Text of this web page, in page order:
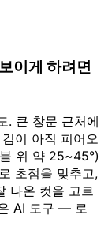
이게 하려면
. 큰 창문 근처에
이 아직 피어오
위 약 25~45°)
초점을 맞추고,
나온 컷을 고르
AI 도구 — 로